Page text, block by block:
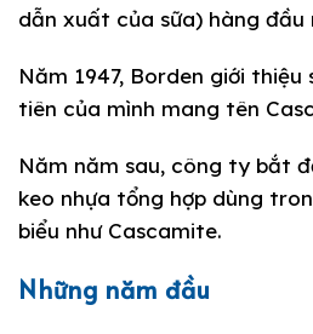
dẫn xuất của sữa) hàng đầu
Năm 1947, Borden giới thiệu
tiên của mình mang tên
Năm năm sau, công ty bắt
keo nhựa tổng hợp dùng
biểu như Cascamite.
Những năm đầu